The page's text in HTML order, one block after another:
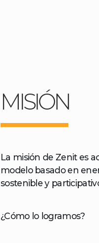
MISIÓN
La misión de Zenit es
modelo basado en
sostenible y
¿Cómo lo logramos?